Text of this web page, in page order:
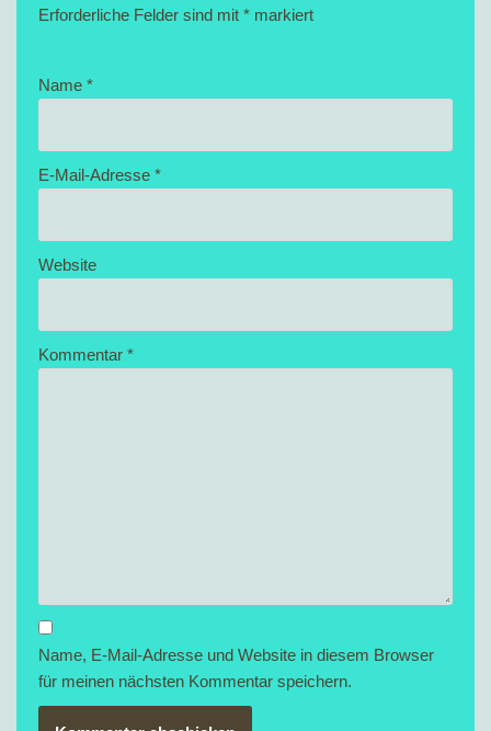
Erforderliche Felder sind mit * markiert
Name *
E-Mail-Adresse *
Website
Kommentar *
Name, E-Mail-Adresse und Website in diesem Browser
für meinen nächsten Kommentar speichern.